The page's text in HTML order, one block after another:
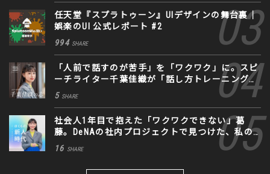
任天堂『スプラトゥーン』UIデザインの舞台裏｜
娯楽のUI 公式レポート #2
994 SHARE
「人前で話すのが苦手」を「ワクワク」に。スピ
ーチライター千葉佳織が「話し方トレーニング」
に込めた思い
5 SHARE
社会人1年目で抱えた「ワクワクできない」葛
藤。DeNAの社内プロジェクトで見つけた、私の
生きる道
16 SHARE